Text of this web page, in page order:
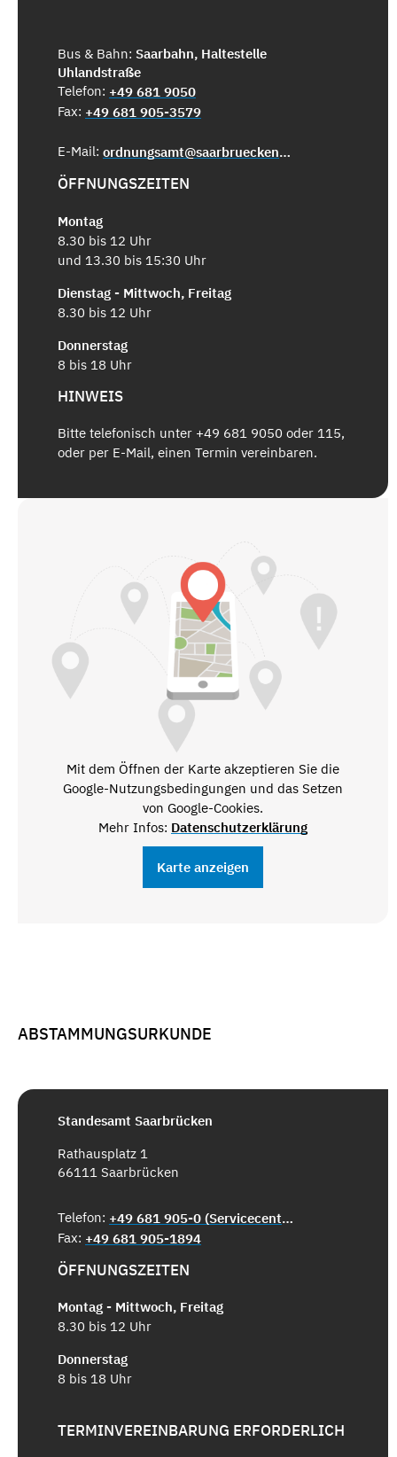
Bus & Bahn: Saarbahn, Haltestelle
Uhlandstraße
Telefon: +49 681 9050
Fax: +49 681 905-3579
E-Mail: ordnungsamt@saarbruecken.de
ÖFFNUNGSZEITEN
Montag
8.30 bis 12 Uhr
und 13.30 bis 15:30 Uhr
Dienstag - Mittwoch, Freitag
8.30 bis 12 Uhr
Donnerstag
8 bis 18 Uhr
HINWEIS
Bitte telefonisch unter +49 681 9050 oder 115,
oder per E-Mail, einen Termin vereinbaren.
Mit dem Öffnen der Karte akzeptieren Sie die
Google-Nutzungsbedingungen und das Setzen
von Google-Cookies.
Mehr Infos: Datenschutzerklärung
Karte anzeigen
ABSTAMMUNGSURKUNDE
Standesamt Saarbrücken
Rathausplatz 1
66111 Saarbrücken
Telefon:
+49 681 905-0 (Servicecenter)
Fax: +49 681 905-1894
ÖFFNUNGSZEITEN
Montag - Mittwoch, Freitag
8.30 bis 12 Uhr
Donnerstag
8 bis 18 Uhr
TERMINVEREINBARUNG ERFORDERLICH